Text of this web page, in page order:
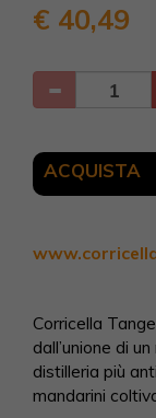
€ 40,49
ACQUISTA
Corricella
dall’unione di
distilleria più
mandarini